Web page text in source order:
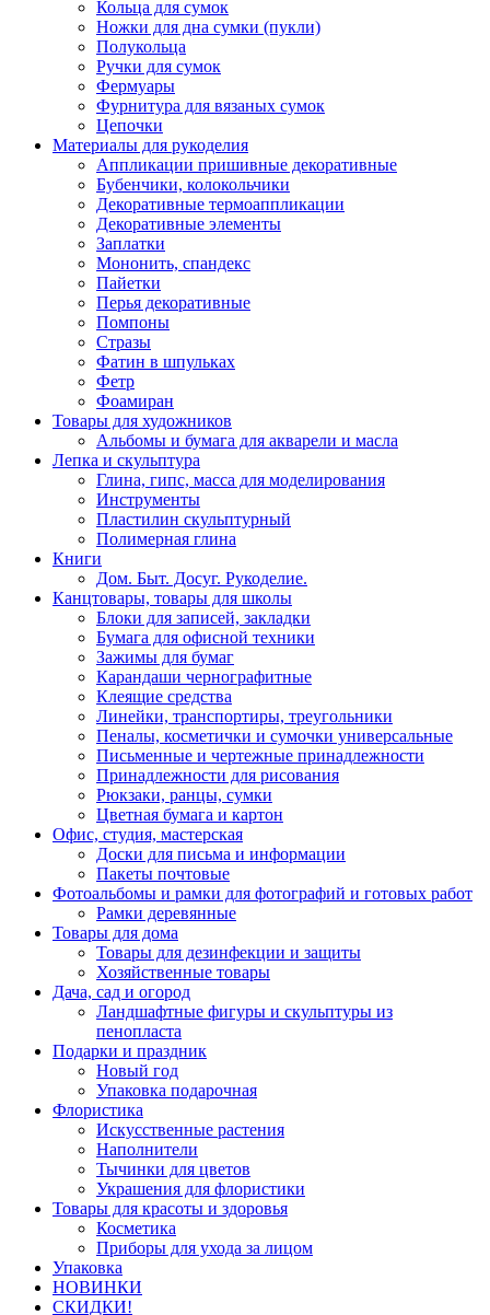
Кольца для сумок
Ножки для дна сумки (пукли)
Полукольца
Ручки для сумок
Фермуары
Фурнитура для вязаных сумок
Цепочки
Материалы для рукоделия
Аппликации пришивные декоративные
Бубенчики, колокольчики
Декоративные термоаппликации
Декоративные элементы
Заплатки
Мононить, спандекс
Пайетки
Перья декоративные
Помпоны
Стразы
Фатин в шпульках
Фетр
Фоамиран
Товары для художников
Альбомы и бумага для акварели и масла
Лепка и скульптура
Глина, гипс, масса для моделирования
Инструменты
Пластилин скульптурный
Полимерная глина
Книги
Дом. Быт. Досуг. Рукоделие.
Канцтовары, товары для школы
Блоки для записей, закладки
Бумага для офисной техники
Зажимы для бумаг
Карандаши чернографитные
Клеящие средства
Линейки, транспортиры, треугольники
Пеналы, косметички и сумочки универсальные
Письменные и чертежные принадлежности
Принадлежности для рисования
Рюкзаки, ранцы, сумки
Цветная бумага и картон
Офис, студия, мастерская
Доски для письма и информации
Пакеты почтовые
Фотоальбомы и рамки для фотографий и готовых работ
Рамки деревянные
Товары для дома
Товары для дезинфекции и защиты
Хозяйственные товары
Дача, сад и огород
Ландшафтные фигуры и скульптуры из
пенопласта
Подарки и праздник
Новый год
Упаковка подарочная
Флористика
Искусственные растения
Наполнители
Тычинки для цветов
Украшения для флористики
Товары для красоты и здоровья
Косметика
Приборы для ухода за лицом
Упаковка
НОВИНКИ
СКИДКИ!